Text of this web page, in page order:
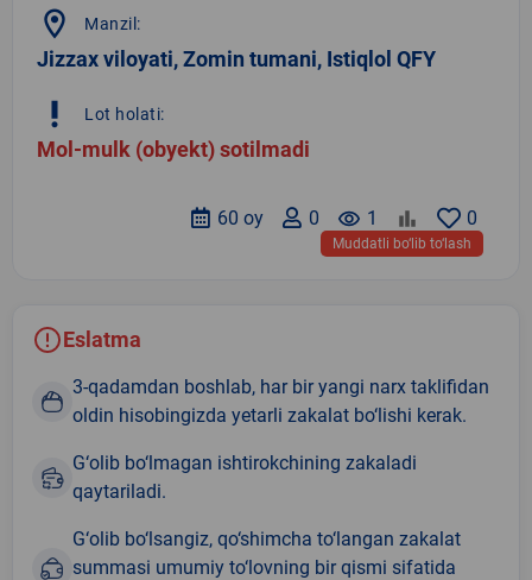
location_on Manzil:
Jizzax viloyati, Zomin tumani, Istiqlol QFY
priority_high Lot holati:
Mol-mulk (obyekt) sotilmadi
0
remove_red_eye 1
0
60 oy
Muddatli bo‘lib to‘lash
Eslatma
3-qadamdan boshlab, har bir yangi narx taklifidan
oldin hisobingizda yetarli zakalat bo‘lishi kerak.
G‘olib bo‘lmagan ishtirokchining zakaladi
qaytariladi.
G‘olib bo‘lsangiz, qo‘shimcha to‘langan zakalat
summasi umumiy to‘lovning bir qismi sifatida